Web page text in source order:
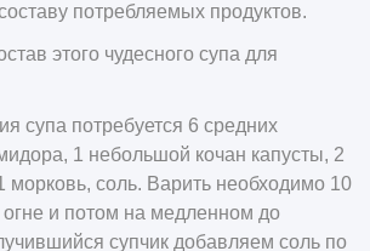
потребляемых продуктов.
этого чудесного супа для
супа потребуется 6 средних
1 небольшой кочан капусты, 2
морковь, соль. Варить необходимо 10
и потом на медленном до
супчик добавляем соль по